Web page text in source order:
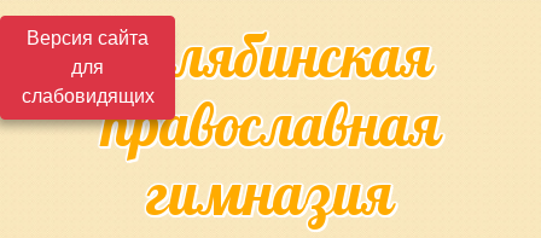
Версия сайта
для
слабовидящихЧелябинская
православная
гимназия